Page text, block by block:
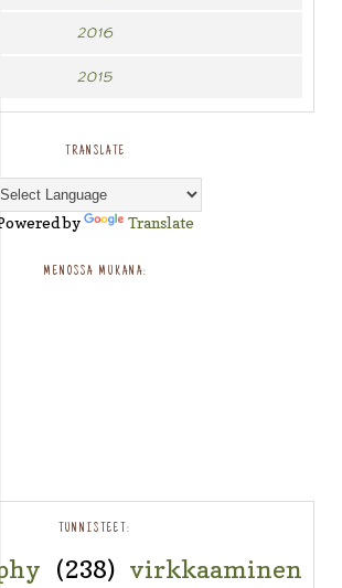
2016
2015
TRANSLATE
by Translate
MENOSSA MUKANA:
TUNNISTEET:
(238) virkkaaminen